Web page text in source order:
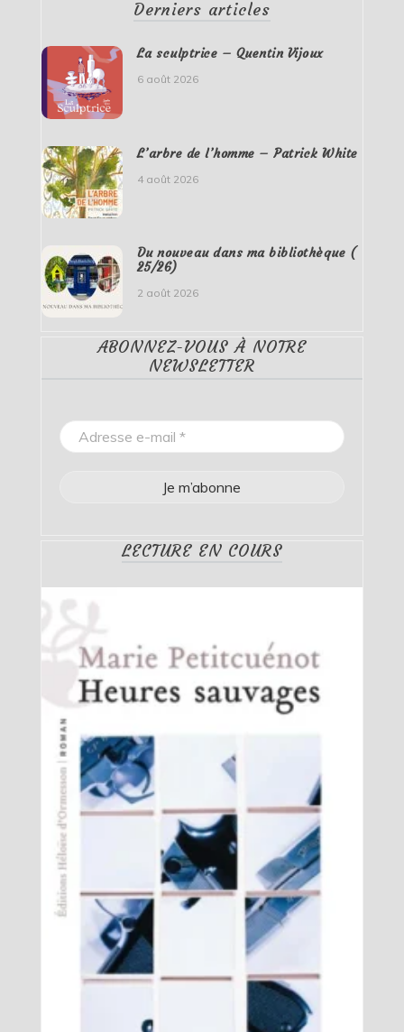
Derniers articles
La sculptrice – Quentin Vijoux
6 août 2026
L’arbre de l’homme – Patrick White
4 août 2026
Du nouveau dans ma bibliothèque (
25/26)
2 août 2026
ABONNEZ-VOUS À NOTRE
NEWSLETTER
LECTURE EN COURS